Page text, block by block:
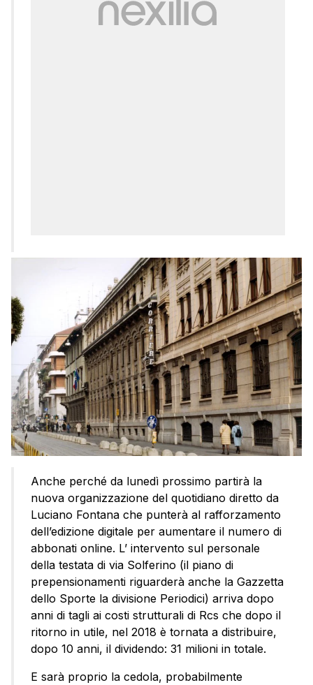
Anche perché da lunedì prossimo partirà la
nuova organizzazione del quotidiano diretto da
Luciano Fontana che punterà al rafforzamento
dell’edizione digitale per aumentare il numero di
abbonati online. L’ intervento sul personale
della testata di via Solferino (il piano di
prepensionamenti riguarderà anche la Gazzetta
dello Sporte la divisione Periodici) arriva dopo
anni di tagli ai costi strutturali di Rcs che dopo il
ritorno in utile, nel 2018 è tornata a distribuire,
dopo 10 anni, il dividendo: 31 milioni in totale.
E sarà proprio la cedola, probabilmente